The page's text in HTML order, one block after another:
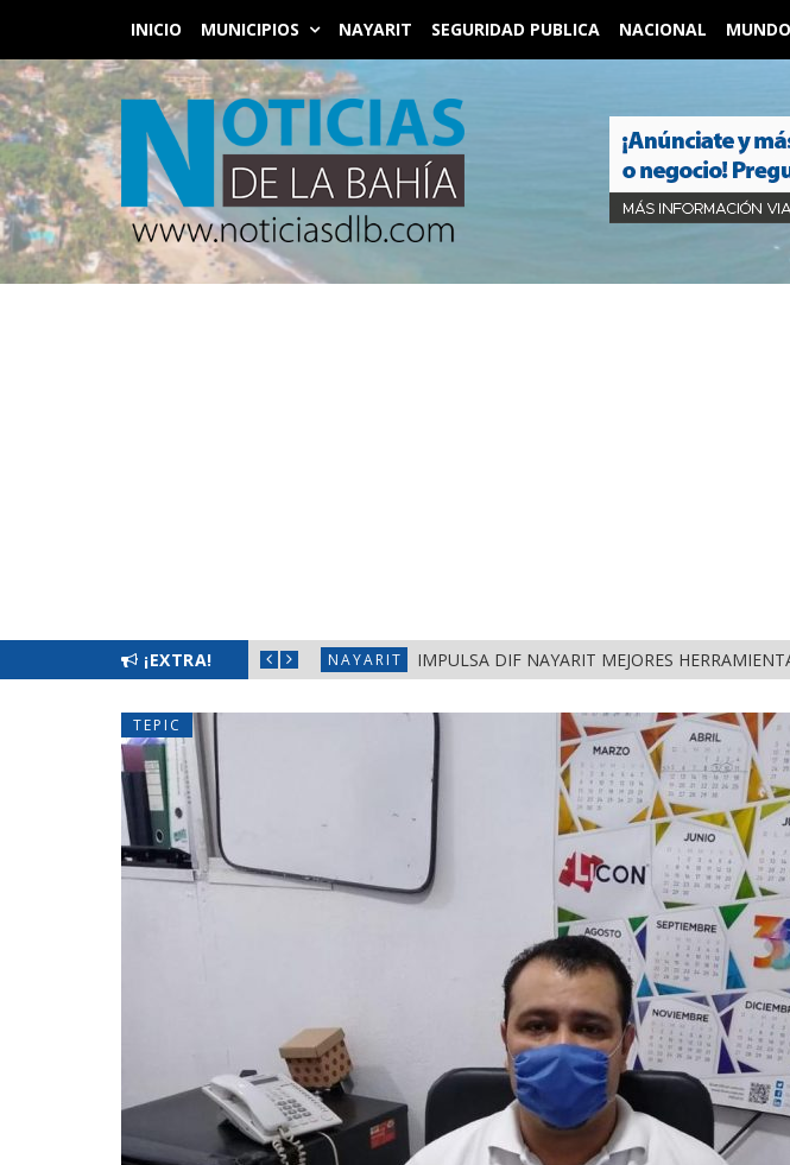
INICIO MUNICIPIOS NAYARIT SEGURIDAD PUBLICA NACIONAL MUNDO
¡EXTRA! NAYARIT IMPULSA DIF NAYARIT MEJORES
TEPIC